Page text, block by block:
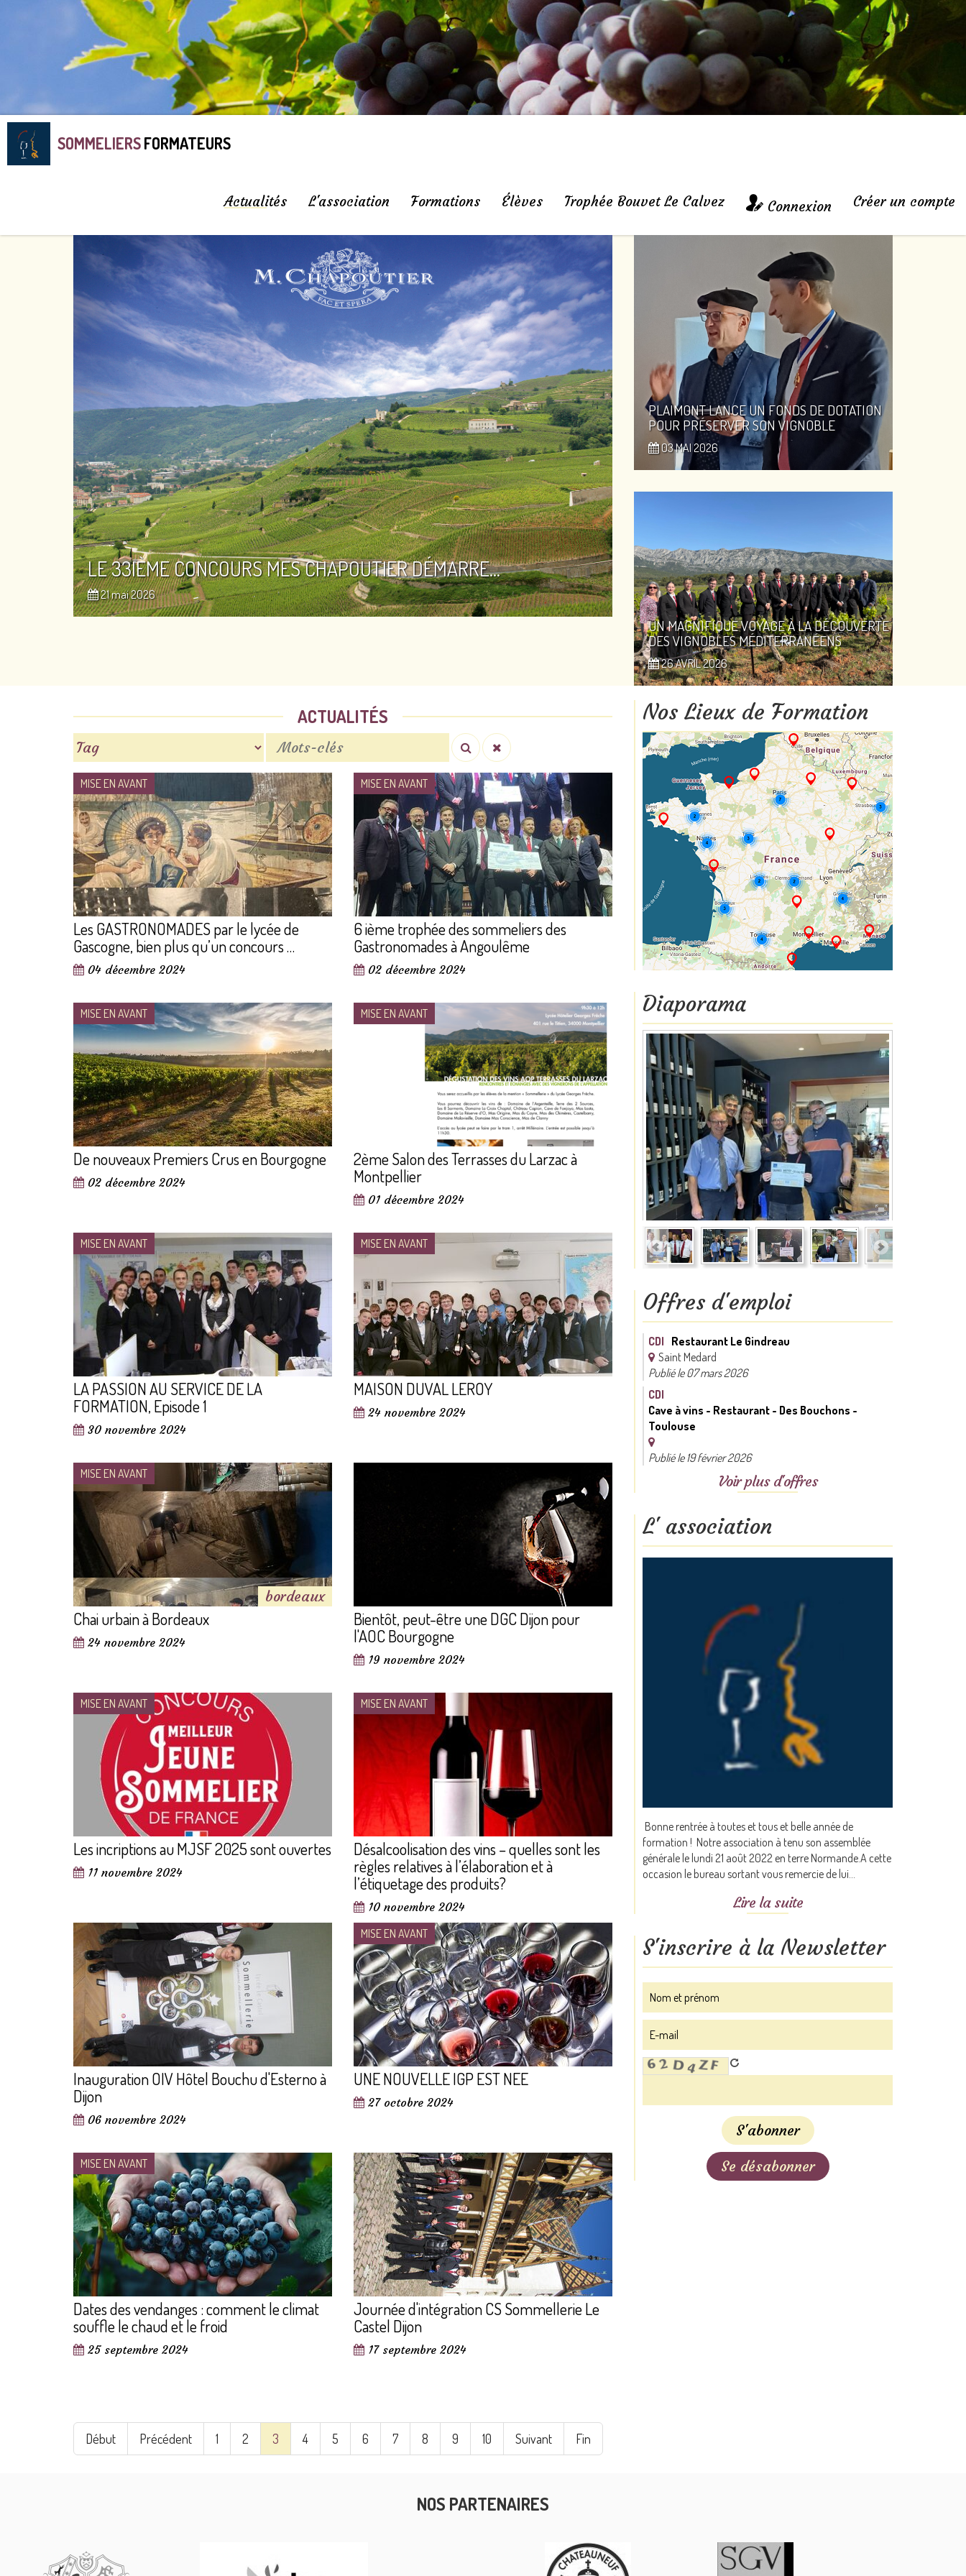
SOMMELIERSFORMATEURS
Actualités L'association Formations Élèves Trophée Bouvet Le Calvez Connexion Créer un compte
LE 33IÈME CONCOURS MES CHAPOUTIER DÉMARRE...
21 mai 2026
PLAIMONT LANCE UN FONDS DE DOTATION
POUR PRÉSERVER SON VIGNOBLE
03 MAI 2026
UN MAGNIFIQUE VOYAGE À LA DÉCOUVERTE
DES VIGNOBLES MÉDITERRANÉENS
26 AVRIL 2026
ACTUALITÉS
MISE EN AVANT
Les GASTRONOMADES par le lycée de
Gascogne, bien plus qu’un concours …
04 décembre 2024
MISE EN AVANT
6 ième trophée des sommeliers des
Gastronomades à Angoulême
02 décembre 2024
MISE EN AVANT
De nouveaux Premiers Crus en Bourgogne
02 décembre 2024
MISE EN AVANT
2ème Salon des Terrasses du Larzac à
Montpellier
01 décembre 2024
MISE EN AVANT
LA PASSION AU SERVICE DE LA
FORMATION, Episode 1
30 novembre 2024
MISE EN AVANT
MAISON DUVAL LEROY
24 novembre 2024
MISE EN AVANT
bordeaux
Chai urbain à Bordeaux
24 novembre 2024
Bientôt, peut-être une DGC Dijon pour
l'AOC Bourgogne
19 novembre 2024
MISE EN AVANT
Les incriptions au MJSF 2025 sont ouvertes
11 novembre 2024
MISE EN AVANT
Désalcoolisation des vins – quelles sont les
règles relatives à l’élaboration et à
l’étiquetage des produits?
10 novembre 2024
Inauguration OIV Hôtel Bouchu d'Esterno à
Dijon
06 novembre 2024
MISE EN AVANT
UNE NOUVELLE IGP EST NEE
27 octobre 2024
MISE EN AVANT
Dates des vendanges : comment le climat
souffle le chaud et le froid
25 septembre 2024
Journée d'intégration CS Sommellerie Le
Castel Dijon
17 septembre 2024
Début Précédent 1 2 3 4 5 6 7 8 9 10 Suivant Fin
Nos Lieux de Formation
Diaporama
Offres d'emploi
CDI Restaurant Le Gindreau
Saint Medard
Publié le 07 mars 2026
CDI
Cave à vins - Restaurant - Des Bouchons -
Toulouse
Publié le 19 février 2026
Voir plus d'offres
L' association
Bonne rentrée à toutes et tous et belle année de
formation ! Notre association à tenu son assemblée
générale le lundi 21 août 2022 en terre Normande.A cette
occasion le bureau sortant vous remercie de lui...
Lire la suite
S'inscrire à la Newsletter
NOS PARTENAIRES